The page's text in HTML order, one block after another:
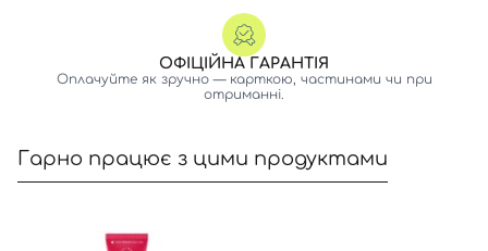
ОФІЦІЙНА ГАРАНТІЯ
Оплачуйте як зручно — карткою, частинами чи при
отриманні.
Гарно працює з цими продуктами